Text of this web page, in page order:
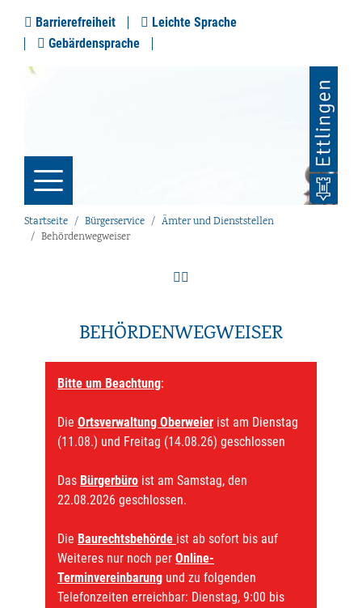
Barrierefreiheit
Leichte Sprache
Gebärdensprache
Startseite Bürgerservice
Ämter und Dienststellen
Behördenwegweiser
BEHÖRDENWEGWEISER
Bitte um Beachtung:
Die Ortsverwaltung Oberweier ist am Dienstag
(11.08.) und Freitag (14.08.26) geschlossen
Das Bürgerbüro ist am Samstag, den
22.08.2026 geschlossen.
Die Baurechtsbehörde ist ab sofort bis auf
Weiteres nur noch per Online-
Terminvereinbarung und zu folgenden
Telefonzeiten erreichbar: Dienstag, 9:00 bis